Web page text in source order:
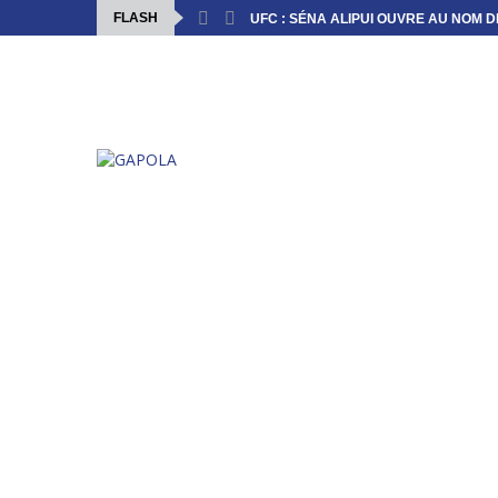
FLASH UFC : SÉNA ALIPUI OUVRE AU NOM